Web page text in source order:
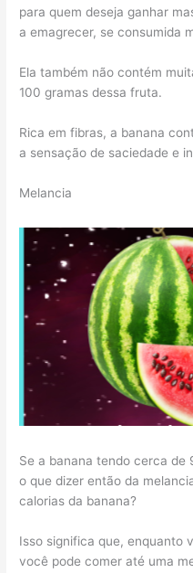
para quem deseja ganhar
a emagrecer, se consumida
Ela também não contém
100 gramas dessa fruta.
Rica em fibras, a banana
a sensação de saciedade e
Melancia
Se a banana tendo cerca de
o que dizer então da
calorias da banana?
Isso significa que, enquanto
você pode comer até uma